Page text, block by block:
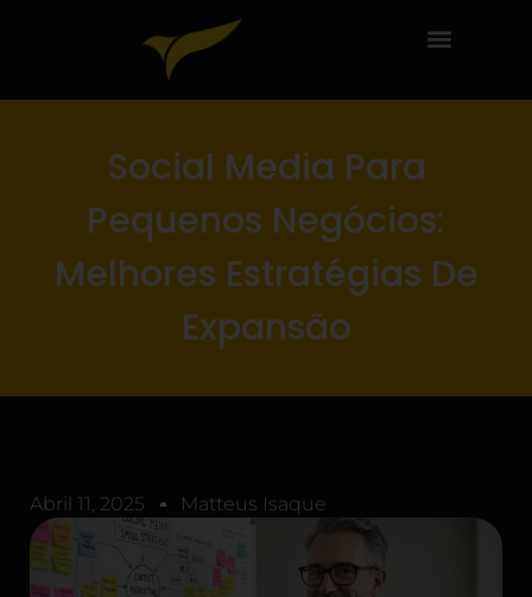
Social Media Para
Pequenos Negócios:
Melhores Estratégias De
Expansão
Abril 11, 2025 Matteus Isaque